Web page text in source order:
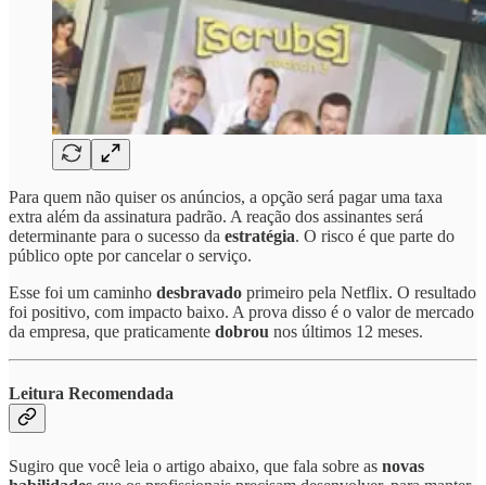
Para quem não quiser os anúncios, a opção será pagar uma taxa
extra além da assinatura padrão. A reação dos assinantes será
determinante para o sucesso da estratégia. O risco é que parte do
público opte por cancelar o serviço.
Esse foi um caminho desbravado primeiro pela Netflix. O resultado
foi positivo, com impacto baixo. A prova disso é o valor de mercado
da empresa, que praticamente dobrou nos últimos 12 meses.
Leitura Recomendada
Sugiro que você leia o artigo abaixo, que fala sobre as novas